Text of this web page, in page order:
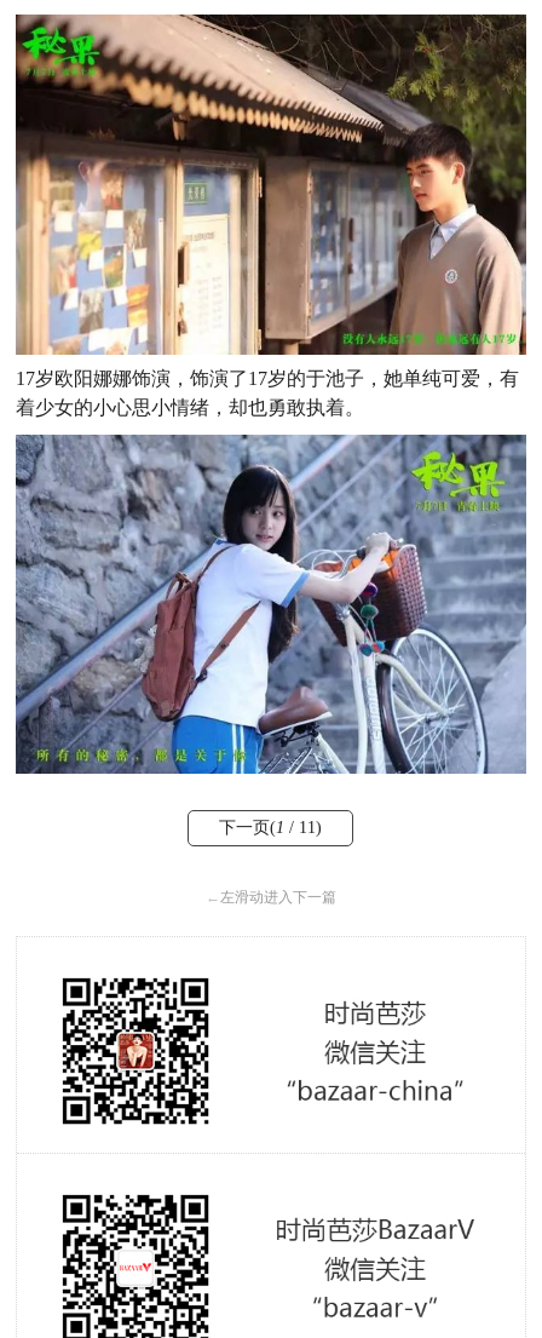
17岁欧阳娜娜饰演，饰演了17岁的于池子，她单纯可爱，有
着少女的小心思小情绪，却也勇敢执着。
下一页(1 / 11)
←左滑动进入下一篇